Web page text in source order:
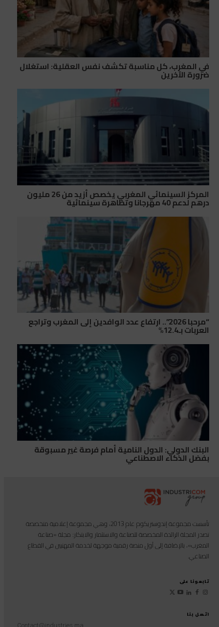
في المغرب، كل مناسبة تكشف نفس العقلية: استغلال
ضرورة الآخرين
المركز السينمائي المغربي يخصص أزيد من 26 مليون
درهم لدعم 40 مهرجانا وتظاهرة سينمائية
“مرحبا 2026”.. ارتفاع عدد الوافدين إلى المغرب وتراجع
العربات بـ12.4%
البنك الدولي: الدول النامية أمام فرصة غير مسبوقة
بفضل الذكاء الاصطناعي
اتصل بنا
Contact@industries.ma
تأسست مجموعة إندوستريكوم عام 2013، وهي مجموعة إعلامية متخصصة
تصدر المجلة الرائدة المخصصة للصناعة والاستثمار والابتكار: مجلة «صناعة
المغرب»، بالإضافة إلى أول منصة رقمية موجهة لخدمة المهنيين في القطاع
الصناعي.
تابعونا على